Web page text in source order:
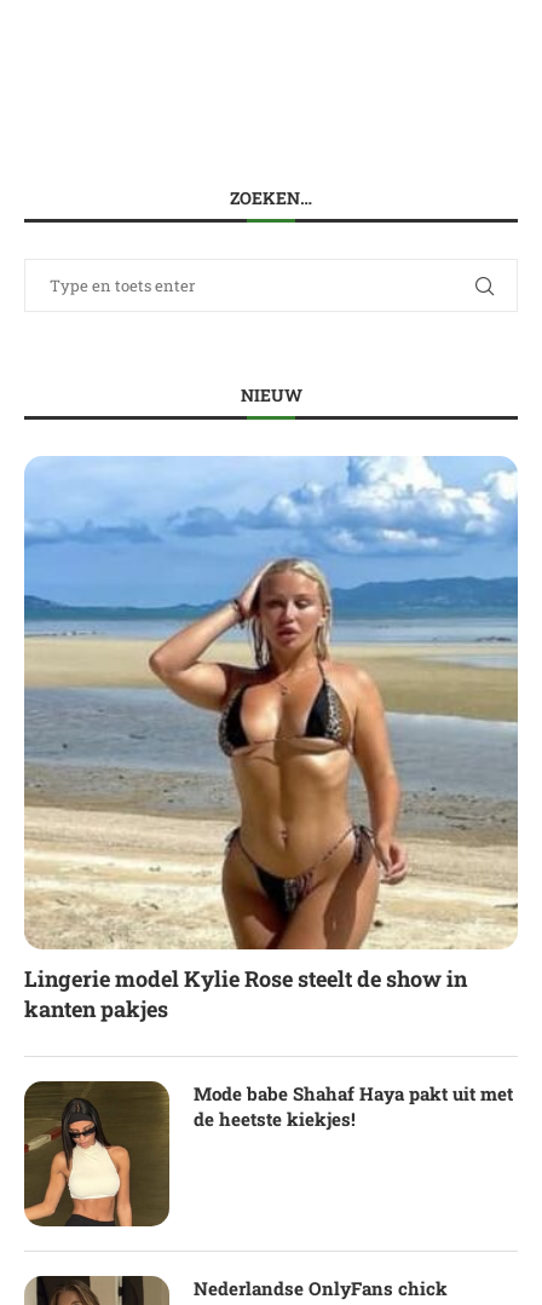
ZOEKEN…
NIEUW
Lingerie model Kylie Rose steelt de show in
kanten pakjes
Mode babe Shahaf Haya pakt uit met
de heetste kiekjes!
Nederlandse OnlyFans chick